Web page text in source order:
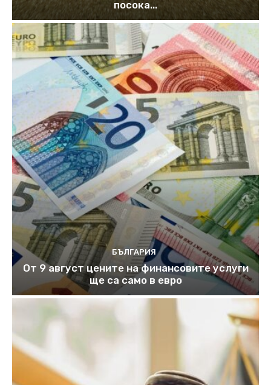
посока...
БЪЛГАРИЯ
От 9 август цените на финансовите услуги
ще са само в евро